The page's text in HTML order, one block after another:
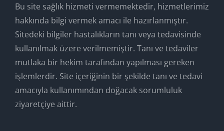
Bu site sağlık hizmeti vermemektedir, hizmetlerimiz
hakkında bilgi vermek amacı ile hazırlanmıştır.
Sitedeki bilgiler hastalıkların tanı veya tedavisinde
kullanılmak üzere verilmemiştir. Tanı ve tedaviler
mutlaka bir hekim tarafından yapılması gereken
işlemlerdir. Site içeriğinin bir şekilde tanı ve tedavi
amacıyla kullanımından doğacak sorumluluk
ziyaretçiye aittir.